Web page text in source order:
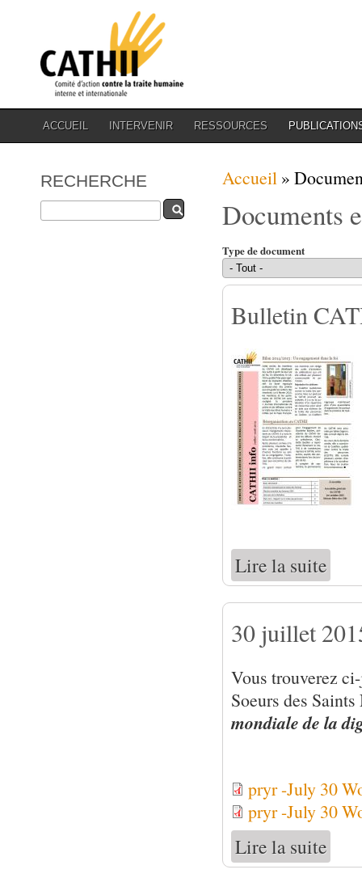
ACCUEIL INTERVENIR RESSOURCES
RECHERCHE
Rechercher
Vous êtes ici
Accueil »
Documents
Type de document
Bulletin
Lire la suite
30 juillet
Vous trouverez
Soeurs des
mondiale de la
pryr -July 30
pryr -July 30
Lire la suite